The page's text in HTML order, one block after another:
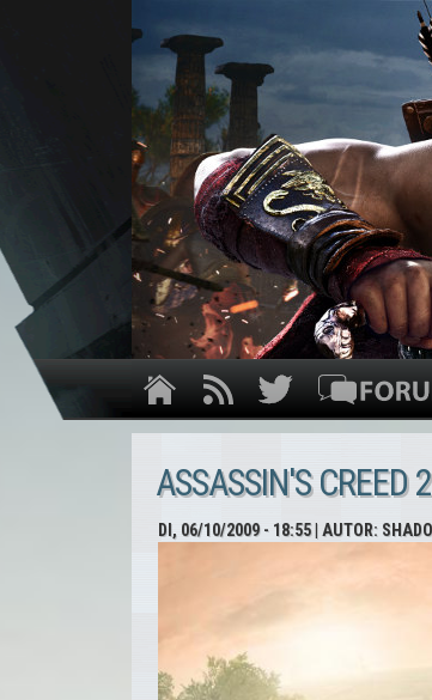
ASSASSIN'S CREED
DI, 06/10/2009 - 18:55| AUTOR: